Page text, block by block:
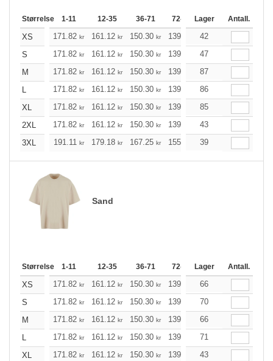
Størrelse 1-11 12-35 36-71 72-143 144-287
Lager Antall.
XS 171.82 kr 161.12 kr 150.30 kr 139.60 128.89
42
S
171.82 kr 161.12 kr 150.30 kr 139.60 128.89
47
M
171.82 kr 161.12 kr 150.30 kr 139.60 128.89
87
L
171.82 kr 161.12 kr 150.30 kr 139.60 128.89
86
XL
171.82 kr 161.12 kr 150.30 kr 139.60 128.89
85
2XL
171.82 kr 161.12 kr 150.30 kr 139.60 128.89
43
3XL
191.11 kr 179.18 kr 167.25 kr 155.32 143.39
39
Sand
Størrelse 1-11 12-35 36-71 72-143 144-287
Lager Antall.
XS 171.82 kr 161.12 kr 150.30 kr 139.60 128.89
66
S
171.82 kr 161.12 kr 150.30 kr 139.60 128.89
70
M
171.82 kr 161.12 kr 150.30 kr 139.60 128.89
66
L
171.82 kr 161.12 kr 150.30 kr 139.60 128.89
71
XL
171.82 kr 161.12 kr 150.30 kr 139.60 128.89
43